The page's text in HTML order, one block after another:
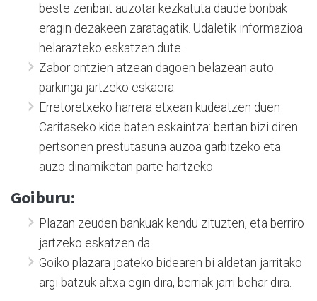
beste zenbait auzotar kezkatuta daude bonbak
eragin dezakeen zaratagatik. Udaletik informazioa
helarazteko eskatzen dute.
Zabor ontzien atzean dagoen belazean auto
parkinga jartzeko eskaera.
Erretoretxeko harrera etxean kudeatzen duen
Caritaseko kide baten eskaintza: bertan bizi diren
pertsonen prestutasuna auzoa garbitzeko eta
auzo dinamiketan parte hartzeko.
Goiburu:
Plazan zeuden bankuak kendu zituzten, eta berriro
jartzeko eskatzen da.
Goiko plazara joateko bidearen bi aldetan jarritako
argi batzuk altxa egin dira, berriak jarri behar dira.